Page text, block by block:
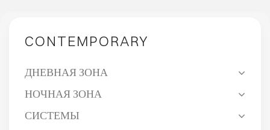
CONTEMPORARY
ДНЕВНАЯ ЗОНА
НОЧНАЯ ЗОНА
СИСТЕМЫ